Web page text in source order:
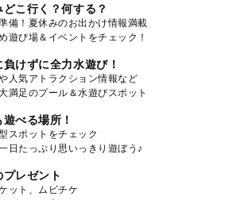
どこ行く？何する？
備！夏休みのお出かけ情報満載
遊び場＆イベントをチェック！
負けずに全力水遊び！
人気アトラクション情報など
満足のプール＆水遊びスポット
べる場所！
スポットをチェック
日たっぷり思いっきり遊ぼう♪
プレゼント
ット、ムビチケ